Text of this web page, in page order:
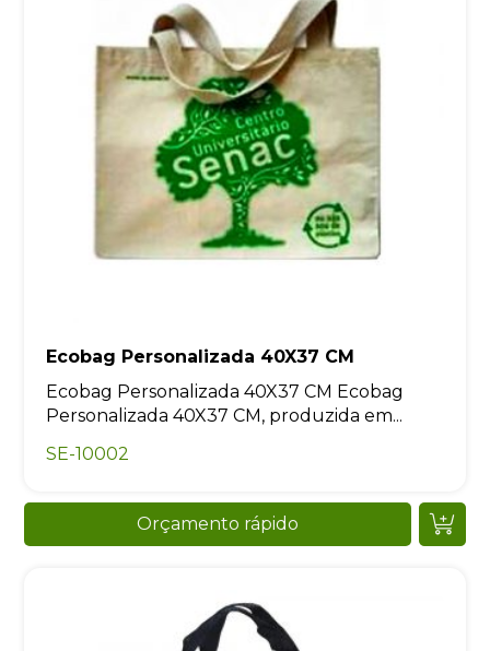
Ecobag Personalizada 40X37 CM
Ecobag Personalizada 40X37 CM Ecobag
Personalizada 40X37 CM, produzida em...
SE-10002
Orçamento rápido